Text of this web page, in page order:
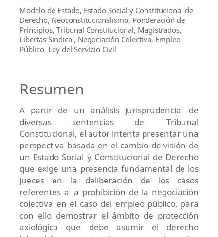
Modelo de Estado, Estado Social y Constitucional de
Derecho, Neoconstitucionalismo, Ponderación de
Principios, Tribunal Constitucional, Magistrados,
Libertas Sindical, Negociación Colectiva, Empleo
Público, Ley del Servicio Civil
Resumen
A partir de un análisis jurisprudencial de
diversas sentencias del Tribunal
Constitucional, el autor intenta presentar una
perspectiva basada en el cambio de visión de
un Estado Social y Constitucional de Derecho
que exige una presencia fundamental de los
jueces en la deliberación de los casos
referentes a la prohibición de la negociación
colectiva en el caso del empleo público, para
con ello demostrar el ámbito de protección
axiológica que debe asumir el derecho